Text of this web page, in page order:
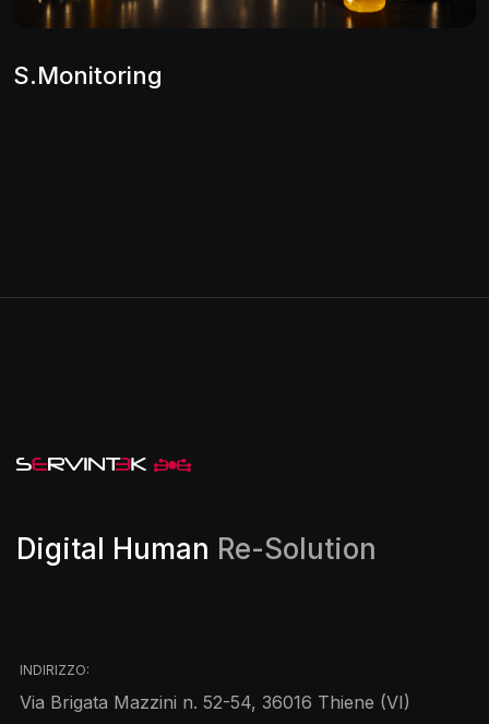
S.Monitoring
Digital Human Re-Solution
INDIRIZZO:
Via Brigata Mazzini n. 52-54, 36016 Thiene (VI)